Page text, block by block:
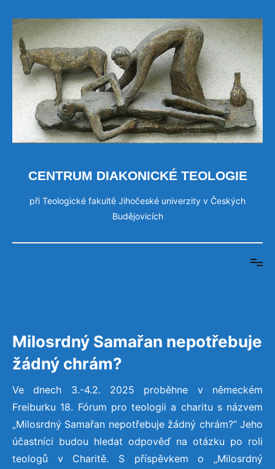
obsah
CENTRUM DIAKONICKÉ TEOLOGIE
při Teologické fakultě Jihočeské univerzity v Českých
Budějovicích
Milosrdný Samařan nepotřebuje
žádný chrám?
Ve dnech 3.-4.2. 2025 proběhne v německém
Freiburku 18. Fórum pro teologii a charitu s názvem
„Milosrdný Samařan nepotřebuje žádný chrám?“ Jeho
účastníci budou hledat odpověď na otázku po roli
teologů v Charitě. S příspěvkem o „Milosrdný